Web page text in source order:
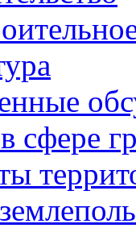
сфере